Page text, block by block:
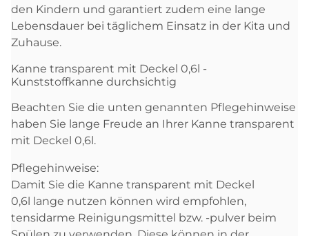
den Kindern und garantiert zudem eine lange
Lebensdauer bei täglichem Einsatz in der Kita und
Zuhause.
Kanne transparent mit Deckel 0,6l -
Kunststoffkanne durchsichtig
Beachten Sie die unten genannten Pflegehinweise
haben Sie lange Freude an Ihrer Kanne transparent
mit Deckel 0,6l.
Pflegehinweise:
Damit Sie die Kanne transparent mit Deckel
0,6l lange nutzen können wird empfohlen,
tensidarme Reinigungsmittel bzw. -pulver beim